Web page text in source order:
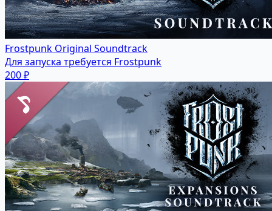
Frostpunk Original Soundtrack
Для запуска требуется Frostpunk
200 ₽